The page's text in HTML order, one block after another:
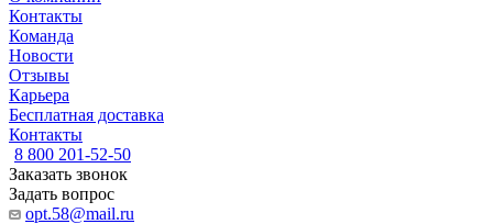
Контакты
Команда
Новости
Отзывы
Карьера
Бесплатная доставка
Контакты
8 800 201-52-50
Заказать звонок
Задать вопрос
opt.58@mail.ru